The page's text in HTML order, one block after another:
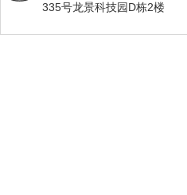
335号龙景科技园D栋2楼